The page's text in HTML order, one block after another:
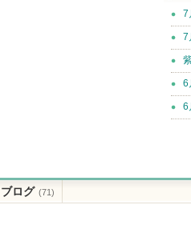
7
7
6
6
ブログ (71)